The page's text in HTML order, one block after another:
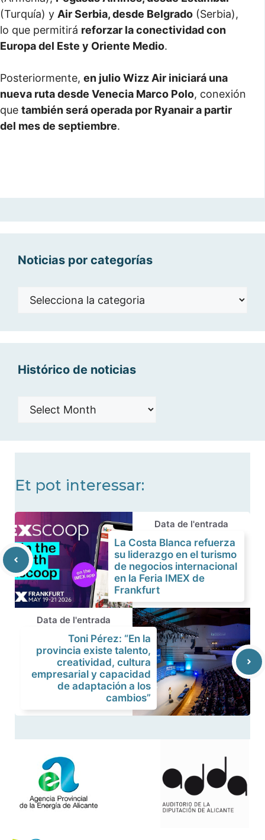
(Turquía) y Air Serbia, desde Belgrado (Serbia),
lo que permitirá reforzar la conectividad con
Europa del Este y Oriente Medio.
Posteriormente, en julio Wizz Air iniciará una
nueva ruta desde Venecia Marco Polo, conexión
que también será operada por Ryanair a partir
del mes de septiembre.
Noticias por categorías
Noticias
Histórico de noticias
Histórico
Et pot interessar:
Data de l'entrada
La Costa Blanca refuerza
su liderazgo en el turismo
de negocios internacional
en la Feria IMEX de
Frankfurt
Data de l'entrada
Toni Pérez: “En la
provincia existe talento,
creatividad, cultura
empresarial y capacidad
de adaptación a los
cambios”